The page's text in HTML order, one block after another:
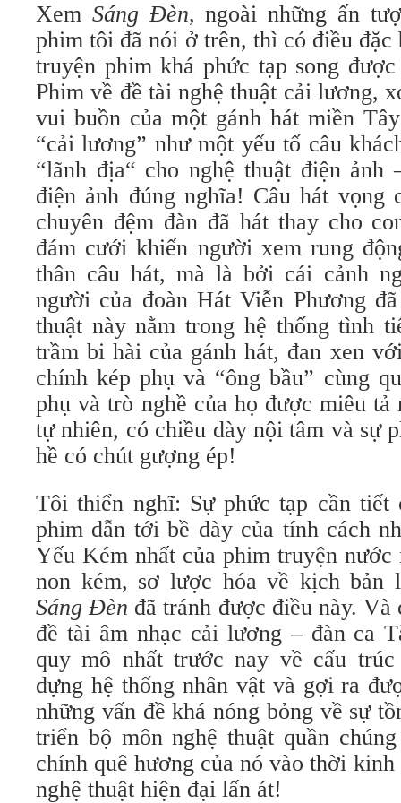
Xem Sáng Đèn, ngoài những ấn
phim tôi đã nói ở trên, thì có điều đặc
truyện phim khá phức tạp song
Phim về đề tài nghệ thuật cải lương,
vui buồn của một gánh hát miền
“cải lương” như một yếu tố câu
“lãnh địa“ cho nghệ thuật điện ảnh
điện ảnh đúng nghĩa! Câu hát vọng
chuyên đệm đàn đã hát thay cho
đám cưới khiến người xem rung
thân câu hát, mà là bởi cái cảnh
người của đoàn Hát Viễn Phương
thuật này nằm trong hệ thống tình
trầm bi hài của gánh hát, đan xen
chính kép phụ và “ông bầu” cùng
phụ và trò nghề của họ được miêu tả
tự nhiên, có chiều dày nội tâm và sự
hề có chút gượng ép!
Tôi thiển nghĩ: Sự phức tạp cần tiết
phim dẫn tới bề dày của tính cách
Yếu Kém nhất của phim truyện nước
non kém, sơ lược hóa về kịch bản
Sáng Đèn đã tránh được điều này.
đề tài âm nhạc cải lương – đàn ca
quy mô nhất trước nay về cấu
dựng hệ thống nhân vật và gợi ra
những vấn đề khá nóng bỏng về sự
triển bộ môn nghệ thuật quần
chính quê hương của nó vào thời
nghệ thuật hiện đại lấn át!